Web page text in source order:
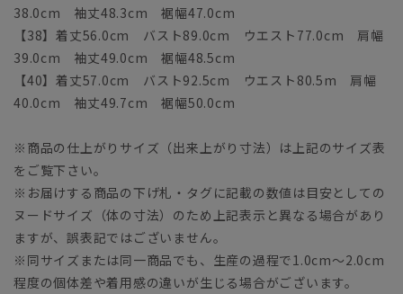
38.0cm 袖丈48.3cm 裾幅47.0cm
【38】着丈56.0cm バスト89.0cm ウエスト77.0cm 肩幅
39.0cm 袖丈49.0cm 裾幅48.5cm
【40】着丈57.0cm バスト92.5cm ウエスト80.5m 肩幅
40.0cm 袖丈49.7cm 裾幅50.0cm
※商品の仕上がりサイズ（出来上がり寸法）は上記のサイズ表
をご覧下さい。
※お届けする商品の下げ札・タグに記載の数値は目安としての
ヌードサイズ（体の寸法）のため上記表示と異なる場合があり
ますが、誤表記ではございません。
※同サイズまたは同一商品でも、生産の過程で1.0cm～2.0cm
程度の個体差や着用感の違いが生じる場合がございます。